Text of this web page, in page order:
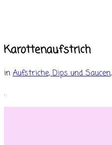
Karottenaufstrich
in Aufstriche, Dips und Saucen,
.